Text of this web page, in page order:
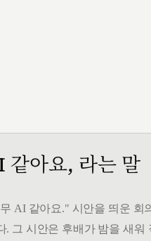
같아요, 라는 말
AI 같아요." 시안을 띄운 회
. 그 시안은 후배가 밤을 새